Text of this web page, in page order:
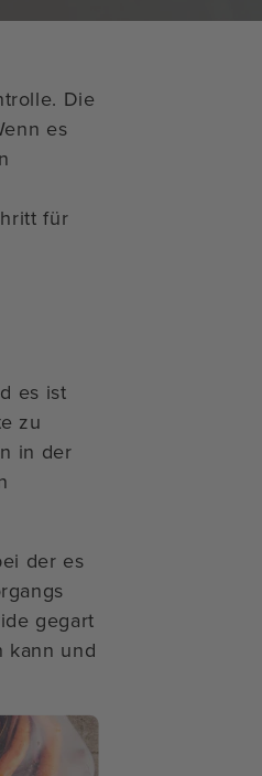
Die
es
für
es ist
zu
in der
der es
gegart
kann und